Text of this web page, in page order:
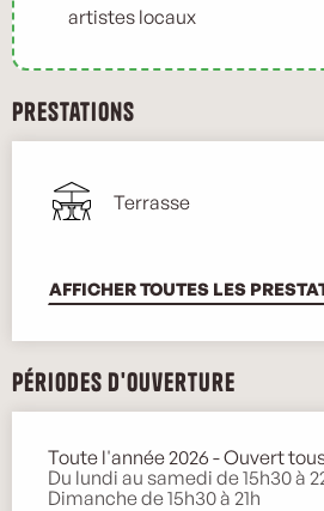
artistes locaux
Prestations
Terrasse
AFFICHER TOUTES LES
Périodes d'ouverture
Toute l'année 2026 - Ouvert
Du lundi au samedi de 15h30 à
Dimanche de 15h30 à 21h